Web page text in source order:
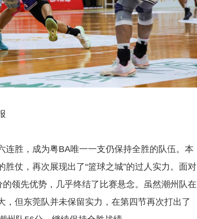
胜，成为粤BA唯一一支仍保持全胜的队伍。本
仗，再次展现出了“篮球之城”的过人实力。面对
领先优势，几乎终结了比赛悬念。虽然潮州队在
但东莞队并未保留实力，在第四节再次打出了